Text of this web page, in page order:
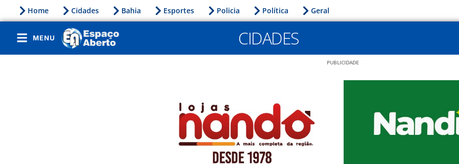
Home Cidades Bahia Esportes Policia Política Geral
MENU CIDADES
PUBLICIDADE